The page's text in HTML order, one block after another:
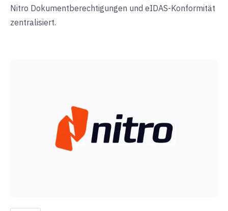
Nitro Dokumentberechtigungen und eIDAS-Konformität
zentralisiert.